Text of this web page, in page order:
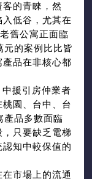
的青睞，然
低谷，尤其在
舊公寓正面臨
元的案例比比皆
品在非核心都
中援引房仲業者
園、台中、台
產品多數面臨
，只要缺乏電梯
知中較保值的
市場上的流通